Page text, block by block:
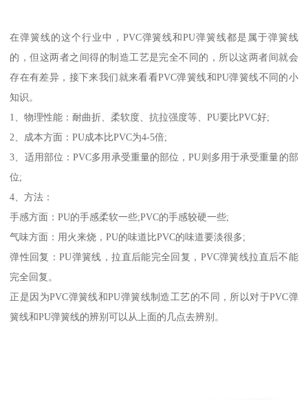
在弹簧线的这个行业中，PVC弹簧线和PU弹簧线都是属于弹簧线
的，但这两者之间得的制造工艺是完全不同的，所以这两者间就会
存在有差异，接下来我们就来看看PVC弹簧线和PU弹簧线不同的小
知识。
1、物理性能：耐曲折、柔软度、抗拉强度等、PU要比PVC好;
2、成本方面：PU成本比PVC为4-5倍;
3、适用部位：PVC多用承受重量的部位，PU则多用于承受重量的部
位;
4、方法：
手感方面：PU的手感柔软一些;PVC的手感较硬一些;
气味方面：用火来烧，PU的味道比PVC的味道要淡很多;
弹性回复：PU弹簧线，拉直后能完全回复，PVC弹簧线拉直后不能
完全回复。
正是因为PVC弹簧线和PU弹簧线制造工艺的不同，所以对于PVC弹
簧线和PU弹簧线的辨别可以从上面的几点去辨别。